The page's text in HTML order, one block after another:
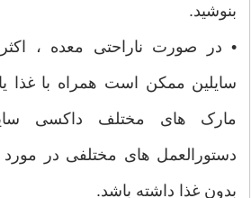
بنوشید.
• در صورت ناراحتی معده ،
سایلین ممکن است همراه با
مارک های مختلف داکسی
دستورالعمل های مختلفی در مورد
بدون غذا داشته باشد.